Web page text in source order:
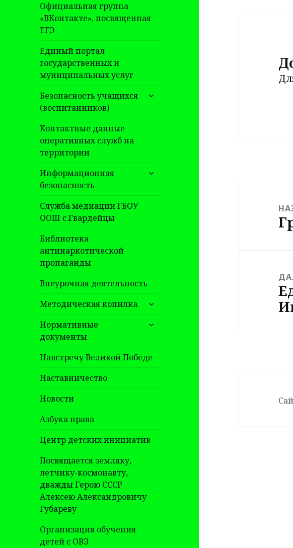
Официальная группа
«ВКонтакте», посвященная
ЕГЭ
Единый портал
государственных и
муниципальных услуг
Безопасность учащихся
(воспитанников)
раскрыть
Контактные данные
оперативных служб на
территории
Информационная
безопасность
раскрыть
Служба медиации ГБОУ
ООШ с.Гвардейцы
Библиотека
антинаркотической
пропаганды
Внеурочная деятельность
Методическая копилка
раскрыть
дочернее
меню
Нормативные
документы
раскрыть
Навстречу Великой Победе
Наставничество
Новости
Азбука права
Центр детских инициатив
Посвящается земляку,
летчику-космонавту,
дважды Герою СССР
Алексею Александровичу
Губареву
Организация обучения
детей с ОВЗ
записям